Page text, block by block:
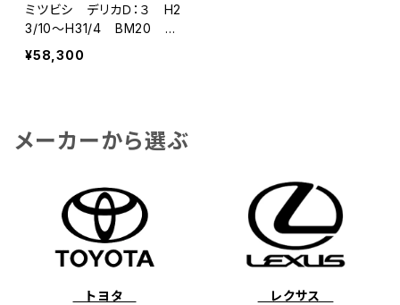
ミツビシ デリカＤ：３ H2
3/10〜H31/4 BM20 7
人乗 フロアマット一式
カーマット 神戸タータ
¥58,300
メーカーから選ぶ
トヨタ レクサス